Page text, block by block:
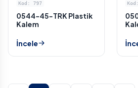
Kod: 797
0544-45-TRK Plastik
Kalem
İncele